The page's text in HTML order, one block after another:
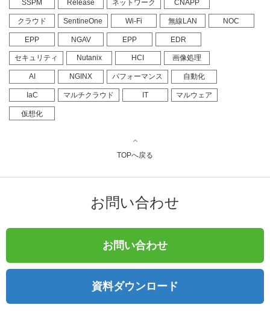
SSPM Release ネットワーク CNAPP
クラウド SentineOne Wi-Fi 無線LAN NOC
EPP NGAV EPP EDR
セキュリティ Nutanix HCI 画像処理
AI NGINX パフォーマンス 自動化
IaC マルチクラウド IT マルウェア
仮想化
TOPへ戻る
お問い合わせ
お問い合わせ
資料ダウンロード